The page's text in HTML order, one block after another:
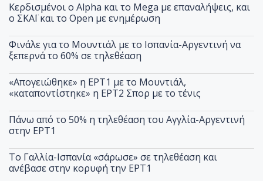
Κερδισμένοι ο Alpha και το Mega με επαναλήψεις, και
ο ΣΚΑΪ και το Open με ενημέρωση
Φινάλε για το Μουντιάλ με το Ισπανία-Αργεντινή να
ξεπερνά το 60% σε τηλεθέαση
«Απογειώθηκε» η ΕΡΤ1 με το Μουντιάλ,
«καταποντίστηκε» η ΕΡΤ2 Σπορ με το τένις
Πάνω από το 50% η τηλεθέαση του Αγγλία-Αργεντινή
στην ΕΡΤ1
Το Γαλλία-Ισπανία «σάρωσε» σε τηλεθέαση και
ανέβασε στην κορυφή την ΕΡΤ1